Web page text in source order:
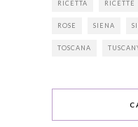
RICETTA RICETTE
ROSE SIENA
TOSCANA